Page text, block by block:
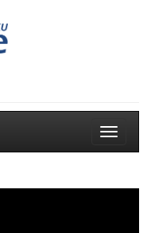
Toggle